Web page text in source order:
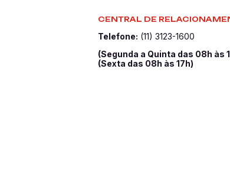
CENTRAL DE
Telefone: (11) 3123-1600
(Segunda a Quinta das 08h às
(Sexta das 08h às 17h)